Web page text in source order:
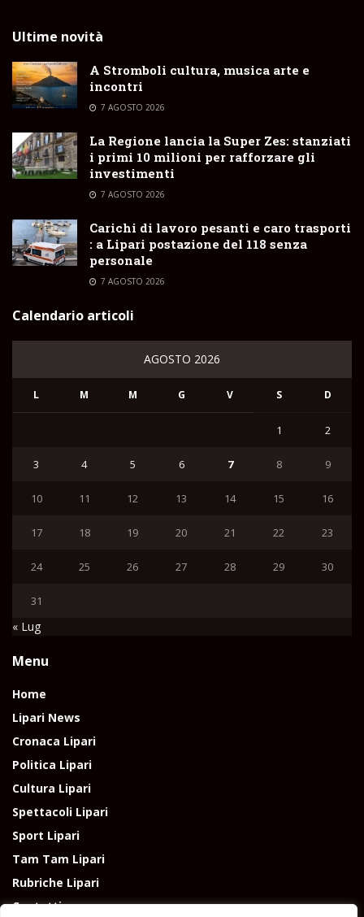
Ultime novità
A Stromboli cultura, musica arte e
incontri
7 AGOSTO 2026
La Regione lancia la Super Zes: stanziati
i primi 10 milioni per rafforzare gli
investimenti
7 AGOSTO 2026
Carichi di lavoro pesanti e caro trasporti
: a Lipari postazione del 118 senza
personale
7 AGOSTO 2026
Calendario articoli
AGOSTO 2026
L M M G V S D
1 2
3 4 5 6 7 8 9
10 11 12 13 14 15 16
17 18 19 20 21 22 23
24 25 26 27 28 29 30
31
« Lug
Menu
Home
Lipari News
Cronaca Lipari
Politica Lipari
Cultura Lipari
Spettacoli Lipari
Sport Lipari
Tam Tam Lipari
Rubriche Lipari
Contatti